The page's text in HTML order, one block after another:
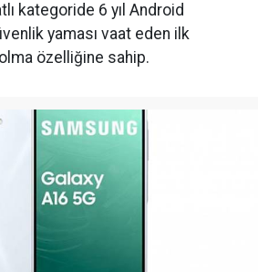
kategoride 6 yıl Android
yaması vaat eden ilk
özelliğine sahip.